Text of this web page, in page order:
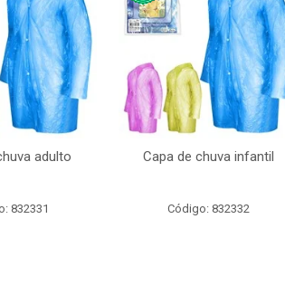
adulto
832331
Capa de chuva infantil
Código: 832332